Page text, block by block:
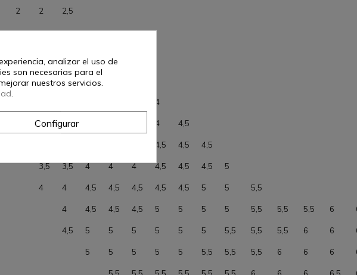
2 2 2,5
2,5 3 3 3 3
3 3 3 3
4
3 3 4 4,5
4,5 4,5 4,5
3,5 3,5 4 4 4 4,5 4,5 4,5 5
4 4 4,5 4,5 4,5 4,5 4,5 5 5 5,5
4 4,5 4,5 4,5 5 5 5 5 5,5 5,5 5,5 6
4,5 5 5 5 5 5 5 5,5 5,5 5,5 6 6
5 5 5 5 5 5,5 5,5 5,5 6 6 6
analizar el uso de
son necesarias para el
nuestros servicios.
Configurar